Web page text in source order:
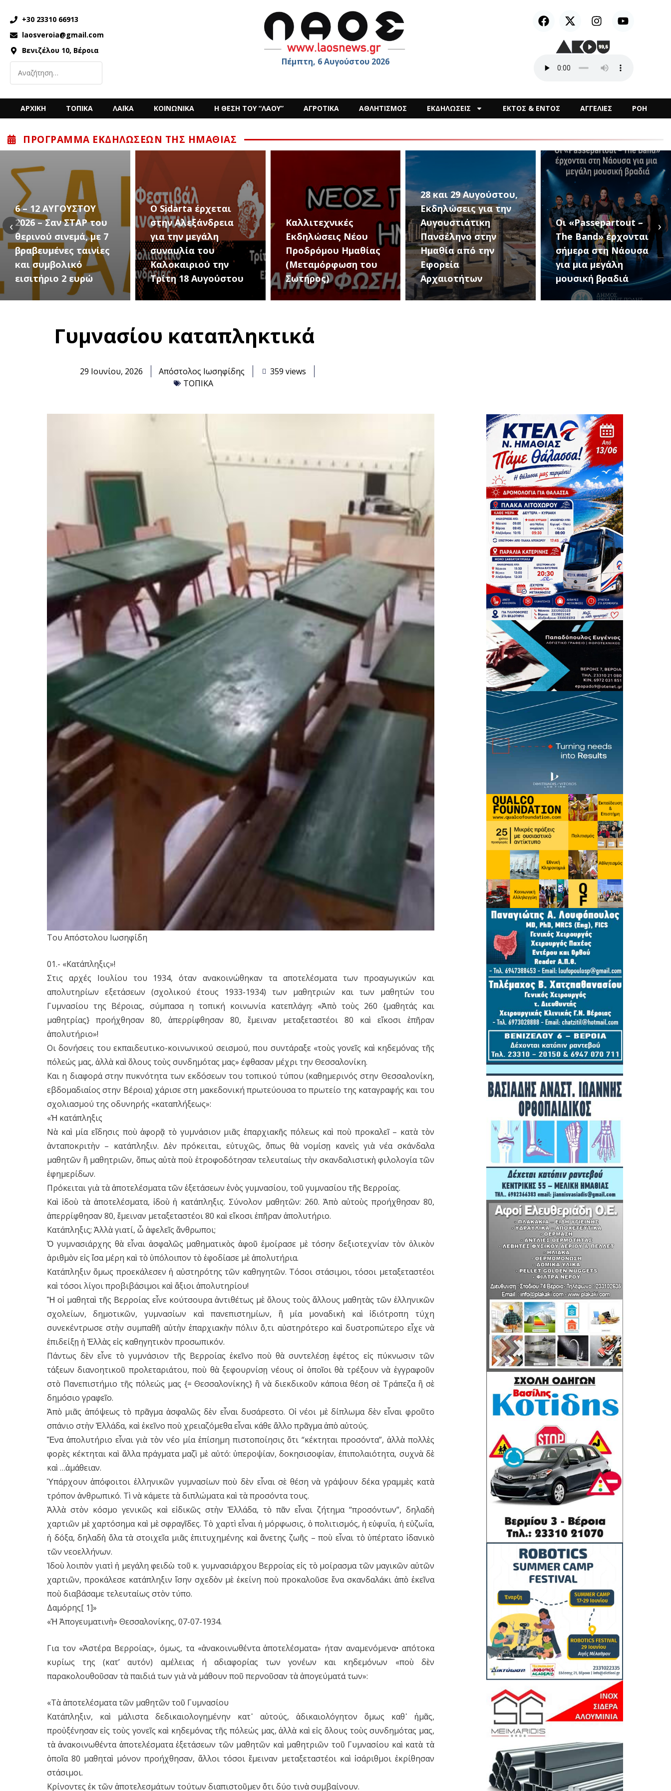
+30 23310 66913
laosveroia@gmail.com
Βενιζέλου 10, Βέροια
Πέμπτη, 6 Αυγούστου 2026
ΑΡΧΙΚΗ ΤΟΠΙΚΑ ΛΑΪΚΑ ΚΟΙΝΩΝΙΚΑ Η ΘΕΣΗ ΤΟΥ “ΛΑΟΥ” ΑΓΡΟΤΙΚΑ ΑΘΛΗΤΙΣΜΟΣ ΕΚΔΗΛΩΣΕΙΣ ΕΚΤΟΣ & ΕΝΤΟΣ ΑΓΓΕΛΙΕΣ ΡΟΗ
ΠΡΌΓΡΑΜΜΑ ΕΚΔΗΛΏΣΕΩΝ ΤΗΣ ΗΜΑΘΊΑΣ
Ο Sidarta έρχεται
στην Αλεξάνδρεια
για την μεγάλη
συναυλία του
Καλοκαιριού την
Τρίτη 18 Αυγούστου
Καλλιτεχνικές
Εκδηλώσεις Νέου
Προδρόμου Ημαθίας
(Μεταμόρφωση του
Σωτήρος)
28 και 29 Αυγούστου,
Εκδηλώσεις για την
Αυγουστιάτικη
Πανσέληνο στην
Ημαθία από την
Εφορεία
Αρχαιοτήτων
Οι «Passepartout –
The Band» έρχονται
σήμερα στη Νάουσα
για μια μεγάλη
μουσική βραδιά
1ο Μουσικό
Φεστιβάλ
Κοινοτήτων Δήμου
Αλεξάνδρειας (18
Αυγούστου – 10
Σεπτεμβρίου)
‹ ›
Γυμνασίου καταπληκτικά
29 Ιουνίου, 2026 Απόστολος Ιωσηφίδης
359 views
ΤΟΠΙΚΑ
Του Απόστολου Ιωσηφίδη
01.- «Κατάπληξις»!
Στις αρχές Ιουλίου του 1934, όταν ανακοινώθηκαν τα αποτελέσματα των προαγωγικών και
απολυτηρίων εξετάσεων (σχολικού έτους 1933-1934) των μαθητριών και των μαθητών του
Γυμνασίου της Βέροιας, σύμπασα η τοπική κοινωνία κατεπλάγη: «Ἀπὸ τοὺς 260 {μαθητάς και
μαθητρίας} προήχθησαν 80, ἀπερρίφθησαν 80, ἔμειναν μεταξεταστέοι 80 καὶ εἴκοσι ἐπῆραν
ἀπολυτήριο»!
Οι δονήσεις του εκπαιδευτικο-κοινωνικού σεισμού, που συντάραξε «τοὺς γονεῖς καὶ κηδεμόνας τῆς
πόλεώς μας, ἀλλὰ καὶ ὅλους τοὺς συνδημότας μας» έφθασαν μέχρι την Θεσσαλονίκη.
Και η διαφορά στην πυκνότητα των εκδόσεων του τοπικού τύπου (καθημερινός στην Θεσσαλονίκη,
εβδομαδιαίος στην Βέροια) χάρισε στη μακεδονική πρωτεύουσα το πρωτείο της καταγραφής και του
σχολιασμού της οδυνηρής «καταπλήξεως»:
«Ἡ κατάπληξις
Νὰ καὶ μία εἴδησις ποὺ ἀφορᾷ τὸ γυμνάσιον μιᾶς ἐπαρχιακῆς πόλεως καὶ ποὺ προκαλεῖ – κατὰ τὸν
ἀνταποκριτὴν – κατάπληξιν. Δὲν πρόκειται, εὐτυχῶς, ὅπως θὰ νομίσῃ κανεὶς γιὰ νέα σκάνδαλα
μαθητῶν ἢ μαθητριῶν, ὅπως αὐτὰ ποὺ ἐτροφοδότησαν τελευταίως τὴν σκανδαλιστικὴ φιλολογία τῶν
ἐφημερίδων.
Πρόκειται γιὰ τὰ ἀποτελέσματα τῶν ἐξετάσεων ἑνὸς γυμνασίου, τοῦ γυμνασίου τῆς Βερροίας.
Καὶ ἰδοὺ τὰ ἀποτελέσματα, ἰδοὺ ἡ κατάπληξις. Σύνολον μαθητῶν: 260. Ἀπὸ αὐτοὺς προήχθησαν 80,
ἀπερρίφθησαν 80, ἔμειναν μεταξεταστέοι 80 καὶ εἴκοσι ἐπῆραν ἀπολυτήριο.
Κατάπληξις; Ἀλλὰ γιατί, ὦ ἀφελεῖς ἄνθρωποι;
Ὁ γυμνασιάρχης θὰ εἶναι ἀσφαλῶς μαθηματικὸς ἀφοῦ ἐμοίρασε μὲ τόσην δεξιοτεχνίαν τὸν ὁλικὸν
ἀριθμὸν εἰς ἴσα μέρη καὶ τὸ ὑπόλοιπον τὸ ἐφοδίασε μὲ ἀπολυτήρια.
Κατάπληξιν ὅμως προεκάλεσεν ἡ αὐστηρότης τῶν καθηγητῶν. Τόσοι στάσιμοι, τόσοι μεταξεταστέοι
καὶ τόσοι λίγοι προβιβάσιμοι καὶ ἄξιοι ἀπολυτηρίου!
Ἢ οἱ μαθηταὶ τῆς Βερροίας εἶνε κούτσουρα ἀντιθέτως μὲ ὅλους τοὺς ἄλλους μαθητὰς τῶν ἑλληνικῶν
σχολείων, δημοτικῶν, γυμνασίων καὶ πανεπιστημίων, ἢ μία μοναδικὴ καὶ ἰδιότροπη τύχη
συνεκέντρωσε στὴν συμπαθῆ αὐτὴν ἐπαρχιακὴν πόλιν ὅ,τι αὐστηρότερο καὶ δυστροπώτερο εἶχε νὰ
ἐπιδείξῃ ἡ Ἑλλὰς εἰς καθηγητικὸν προσωπικόν.
Πάντως δὲν εἶνε τὸ γυμνάσιον τῆς Βερροίας ἐκεῖνο ποὺ θὰ συντελέσῃ ἐφέτος εἰς πύκνωσιν τῶν
τάξεων διανοητικοῦ προλεταριάτου, ποὺ θὰ ξεφουρνίσῃ νέους οἱ ὁποῖοι θὰ τρέξουν νὰ ἐγγραφοῦν
στὸ Πανεπιστήμιο τῆς πόλεώς μας {= Θεσσαλονίκης} ἢ νὰ διεκδικοῦν κάποια θέση σὲ Τράπεζα ἢ σὲ
δημόσιο γραφεῖο.
Ἀπὸ μιᾶς ἀπόψεως τὸ πρᾶγμα ἀσφαλῶς δὲν εἶναι δυσάρεστο. Οἱ νέοι μὲ δίπλωμα δὲν εἶναι φροῦτο
σπάνιο στὴν Ἑλλάδα, καὶ ἐκεῖνο ποὺ χρειαζόμεθα εἶναι κάθε ἄλλο πρᾶγμα ἀπὸ αὐτούς.
Ἕνα ἀπολυτήριο εἶναι γιὰ τὸν νέο μία ἐπίσημη πιστοποίησις ὅτι “κέκτηται προσόντα”, ἀλλὰ πολλὲς
φορὲς κέκτηται καὶ ἄλλα πράγματα μαζὶ μὲ αὐτό: ὑπεροψίαν, δοκησισοφίαν, ἐπιπολαιότητα, συχνὰ δὲ
καὶ …ἀμάθειαν.
Ὑπάρχουν ἀπόφοιτοι ἑλληνικῶν γυμνασίων ποὺ δὲν εἶναι σὲ θέση νὰ γράψουν δέκα γραμμὲς κατὰ
τρόπον ἀνθρωπικό. Τὶ νὰ κάμετε τὰ διπλώματα καὶ τὰ προσόντα τους.
Ἀλλὰ στὸν κόσμο γενικῶς καὶ εἰδικῶς στὴν Ἑλλάδα, τὸ πᾶν εἶναι ζήτημα “προσόντων”, δηλαδὴ
χαρτιῶν μὲ χαρτόσημα καὶ μὲ σφραγῖδες. Τὸ χαρτὶ εἶναι ἡ μόρφωσις, ὁ πολιτισμός, ἡ εὐφυΐα, ἡ εὐζωΐα,
ἡ δόξα, δηλαδὴ ὅλα τὰ στοιχεῖα μιᾶς ἐπιτυχημένης καὶ ἄνετης ζωῆς – ποὺ εἶναι τὸ ὑπέρτατο ἰδανικὸ
τῶν νεοελλήνων.
Ἰδοὺ λοιπὸν γιατὶ ἡ μεγάλη φειδὼ τοῦ κ. γυμνασιάρχου Βερροίας εἰς τὸ μοίρασμα τῶν μαγικῶν αὐτῶν
χαρτιῶν, προκάλεσε κατάπληξιν ἴσην σχεδὸν μὲ ἐκείνη ποὺ προκαλοῦσε ἕνα σκανδαλάκι ἀπὸ ἐκεῖνα
ποὺ διαβάσαμε τελευταίως στὸν τύπο.
Δαμόρης[ 1]»
«Ἡ Ἀπογευματινὴ» Θεσσαλονίκης, 07-07-1934.
Για τον «Ἀστέρα Βερροίας», όμως, τα «ἀνακοινωθέντα ἀποτελέσματα» ήταν αναμενόμενα• απότοκα
κυρίως της (κατ’ αυτόν) αμέλειας ή αδιαφορίας των γονέων και κηδεμόνων «ποὺ δὲν
παρακολουθοῦσαν τὰ παιδιά των γιὰ νὰ μάθουν ποῦ περνοῦσαν τὰ ἀπογεύματά των»:
«Τὰ ἀποτελέσματα τῶν μαθητῶν τοῦ Γυμνασίου
Κατάπληξιν, καὶ μάλιστα δεδικαιολογημένην κατ᾿ αὐτούς, ἀδικαιολόγητον ὅμως καθ᾿ ἡμᾶς,
προὐξένησαν εἰς τοὺς γονεῖς καὶ κηδεμόνας τῆς πόλεώς μας, ἀλλὰ καὶ εἰς ὅλους τοὺς συνδημότας μας,
τὰ ἀνακοινωθέντα ἀποτελέσματα ἐξετάσεων τῶν μαθητῶν καὶ μαθητριῶν τοῦ Γυμνασίου καὶ κατὰ τὰ
ὁποῖα 80 μαθηταὶ μόνον προήχθησαν, ἄλλοι τόσοι ἔμειναν μεταξεταστέοι καὶ ἰσάριθμοι ἐκρίθησαν
στάσιμοι.
Κρίνοντες ἐκ τῶν ἀποτελεσμάτων τούτων διαπιστοῦμεν ὅτι δύο τινὰ συμβαίνουν.